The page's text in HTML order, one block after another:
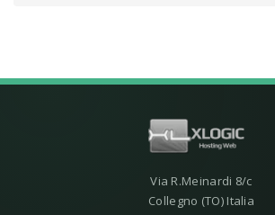
Via R.Meinardi 8/c
Collegno (TO) Italia